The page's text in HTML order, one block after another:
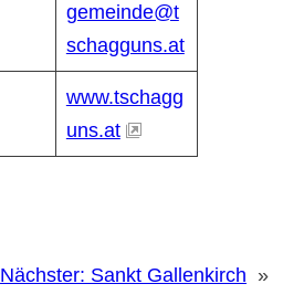
gemeinde@t
schagguns.at
www.tschagg
uns.at
Nächster: Sankt Gallenkirch »